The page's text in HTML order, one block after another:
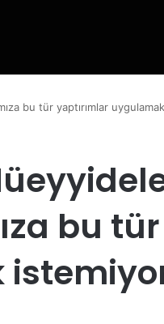
bu tür yaptırımlar
bu tür